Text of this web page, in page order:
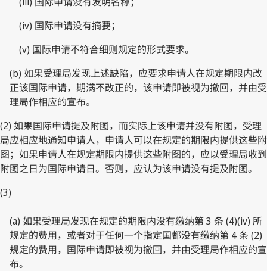
(iv) 国际申请没有摘要；
(v) 国际申请不符合细则规定的形式要求。
(b) 如果受理局发现上述缺陷，应要求申请人在规定期限内改
正该国际申请，期满不改正的，该申请即被视为撤回，并由受
理局作相应的宣布。
(2) 如果国际申请提及附图，而实际上该申请并没有附图，受理
局应相应地通知申请人，申请人可以在规定的期限内提供这些附
图；如果申请人在规定期限内提供这些附图的，应以受理局收到
附图之日为国际申请日。否则，应认为该申请没有提及附图。
(3)
(a) 如果受理局发现在规定的期限内没有缴纳第 3 条 (4)(iv) 所
规定的费用，或者对于任何一个指定国都没有缴纳第 4 条 (2)
规定的费用，国际申请即被视为撤回，并由受理局作相应的宣
布。